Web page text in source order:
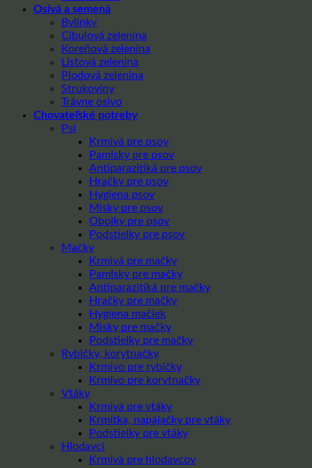
Osivá a semená
Bylinky
Cibulová zelenina
Koreňová zelenina
Listová zelenina
Plodová zelenina
Strukoviny
Trávne osivo
Chovateľské potreby
Psi
Krmivá pre psov
Pamlsky pre psov
Antiparazitiká pre psov
Hračky pre psov
Hygiena psov
Misky pre psov
Obojky pre psov
Podstielky pre psov
Mačky
Krmivá pre mačky
Pamlsky pre mačky
Antiparazitiká pre mačky
Hračky pre mačky
Hygiena mačiek
Misky pre mačky
Podstielky pre mačky
Rybičky, korytnačky
Krmivo pre rybičky
Krmivo pre korytnačky
Vtáky
Krmivá pre vtáky
Krmítka, napájačky pre vtáky
Podstielky pre vtáky
Hlodavci
Krmivá pre hlodavcov